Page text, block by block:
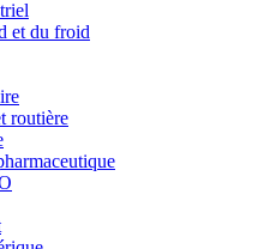
et du froid
routière